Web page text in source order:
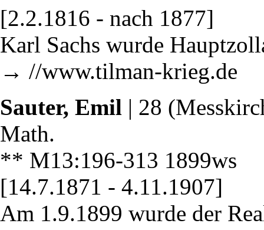
[2.2.1816 - nach 1877]
Karl Sachs wurde
→ //www.tilman-krieg.de
Sauter, Emil | 28
Math.
** M13:196-313 1899ws
[14.7.1871 - 4.11.1907]
Am 1.9.1899 wurde der